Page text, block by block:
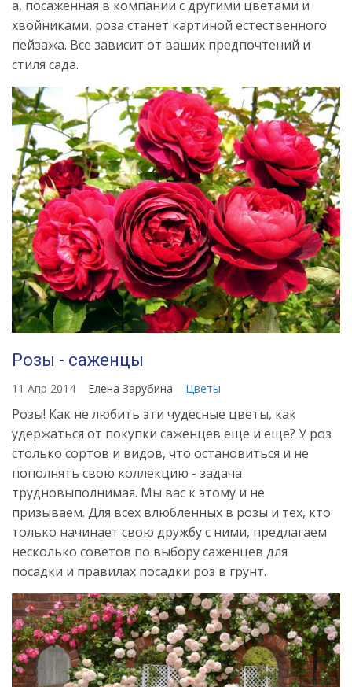
а, посаженная в компании с другими цветами и
хвойниками, роза станет картиной естественного
пейзажа. Все зависит от ваших предпочтений и
стиля сада.
Розы - саженцы
11 Апр 2014 Елена Зарубина Цветы
Розы! Как не любить эти чудесные цветы, как
удержаться от покупки саженцев еще и еще? У роз
столько сортов и видов, что остановиться и не
пополнять свою коллекцию - задача
трудновыполнимая. Мы вас к этому и не
призываем. Для всех влюбленных в розы и тех, кто
только начинает свою дружбу с ними, предлагаем
несколько советов по выбору саженцев для
посадки и правилах посадки роз в грунт.